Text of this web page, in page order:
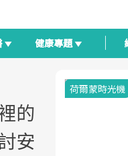
健康專題
的
安
荷爾蒙時光機